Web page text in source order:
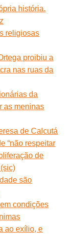
história.
religiosas
proibiu a
nas ruas da
da
as meninas
de Calcutá
“não respeitar
de
são
condições
ao exílio, e